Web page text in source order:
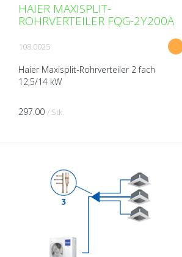
HAIER MAXISPLIT-
ROHRVERTEILER FQG-2Y200A
108.0025
Haier Maxisplit-Rohrverteiler 2 fach
12,5/14 kW
297.00 / Stk.